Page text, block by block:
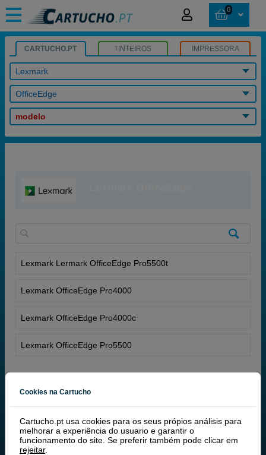
0
CARTUCHO.PT TINTEIROS IMPRESSORA
Lexmark
OfficeEdge
modelo
Lexmark Lermark OfficeEdge Pro5500t
Lexmark OfficeEdge Pro4000
Lexmark OfficeEdge Pro4000c
Lexmark OfficeEdge Pro5500
Cookies na Cartucho
Cartucho.pt usa cookies para os seus própios análisis para
melhorar a experiência do usuario e garantir o
funcionamento do site. Se preferir também pode clicar em
rejeitar.